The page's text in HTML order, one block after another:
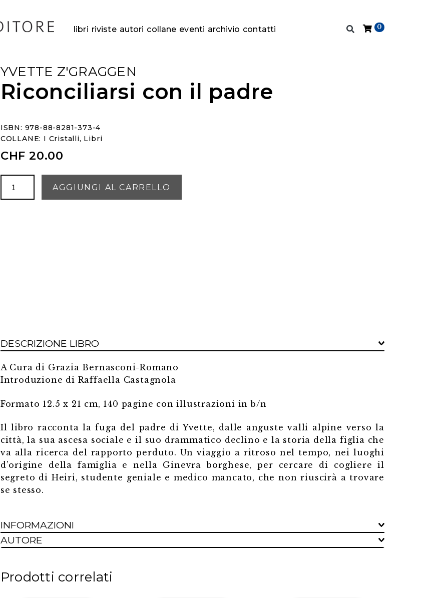
libri riviste autori collane eventi archivio contatti 0
YVETTE Z'GRAGGEN
Riconciliarsi con il padre
ISBN: 978-88-8281-373-4
COLLANE: I Cristalli, Libri
CHF 20.00
con
AGGIUNGI AL CARRELLO
DESCRIZIONE LIBRO
A Cura di Grazia Bernasconi-Romano
Introduzione di Raffaella Castagnola
Formato 12.5 x 21 cm, 140 pagine con illustrazioni in b/n
Il libro racconta la fuga del padre di Yvette, dalle anguste valli alpine verso la
città, la sua ascesa sociale e il suo drammatico declino e la storia della figlia che
va alla ricerca del rapporto perduto. Un viaggio a ritroso nel tempo, nei luoghi
d’origine della famiglia e nella Ginevra borghese, per cercare di cogliere il
segreto di Heiri, studente geniale e medico mancato, che non riuscirà a trovare
se stesso.
INFORMAZIONI
AUTORE
Prodotti correlati